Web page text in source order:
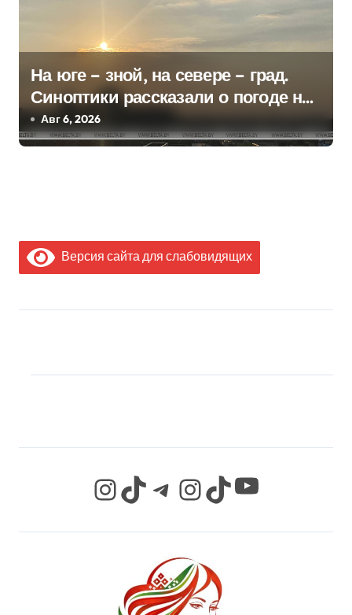
На юге – зной, на севере – град.
Синоптики рассказали о погоде на
сегодня
Авг 6, 2026
Версия сайта для слабовидящих
InstagramTikTok Telegram InstagramTikTok YouTube